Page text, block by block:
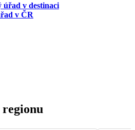
úřad v destinaci
v ČR
regionu